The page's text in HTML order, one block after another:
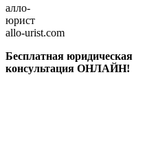
алло-
юрист
allo-urist.com
Бесплатная юридическая
консультация ОНЛАЙН!